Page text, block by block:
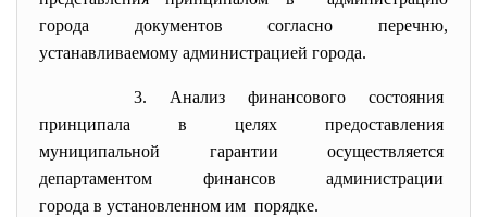
города документов согласно перечню,
устанавливаемому администрацией города.
3. Анализ финансового состояния
принципала в целях предоставления
муниципальной гарантии осуществляется
департаментом финансов администрации
города в установленном им порядке.